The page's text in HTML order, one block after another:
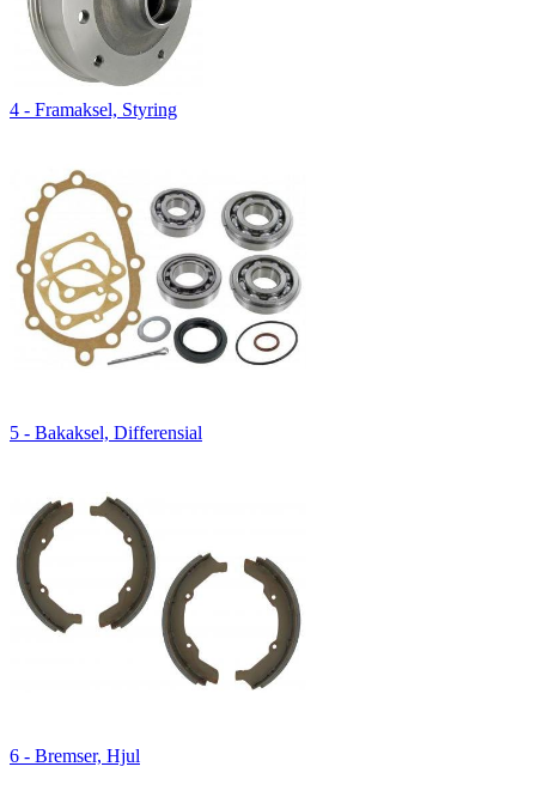
4 - Framaksel, Styring
5 - Bakaksel, Differensial
6 - Bremser, Hjul